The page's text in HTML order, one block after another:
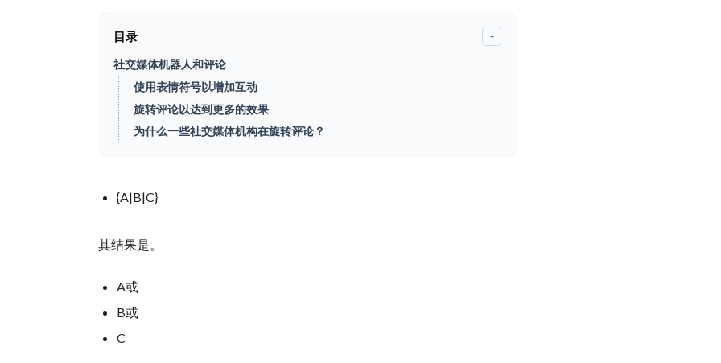
目录 -
社交媒体机器人和评论
使用表情符号以增加互动
旋转评论以达到更多的效果
为什么一些社交媒体机构在旋转评论？
{A|B|C}
其结果是。
A或
B或
C